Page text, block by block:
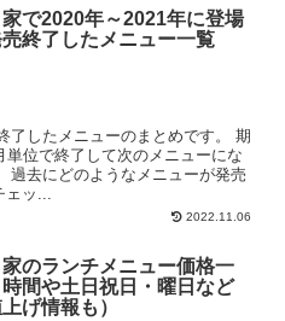
で2020年～2021年に登場
売終了したメニュー一覧
了したメニューのまとめです。 期
位で終了して次のメニューにな
過去にどのようなメニューが発売
ェッ...
2022.11.06
のランチメニュー価格一
間や土日祝日・曜日など
上げ情報も）